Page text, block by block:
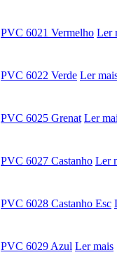
PVC 6021 Vermelho Ler
PVC 6022 Verde Ler
PVC 6025 Grenat Ler
PVC 6027 Castanho Ler
PVC 6028 Castanho Esc
PVC 6029 Azul Ler mais